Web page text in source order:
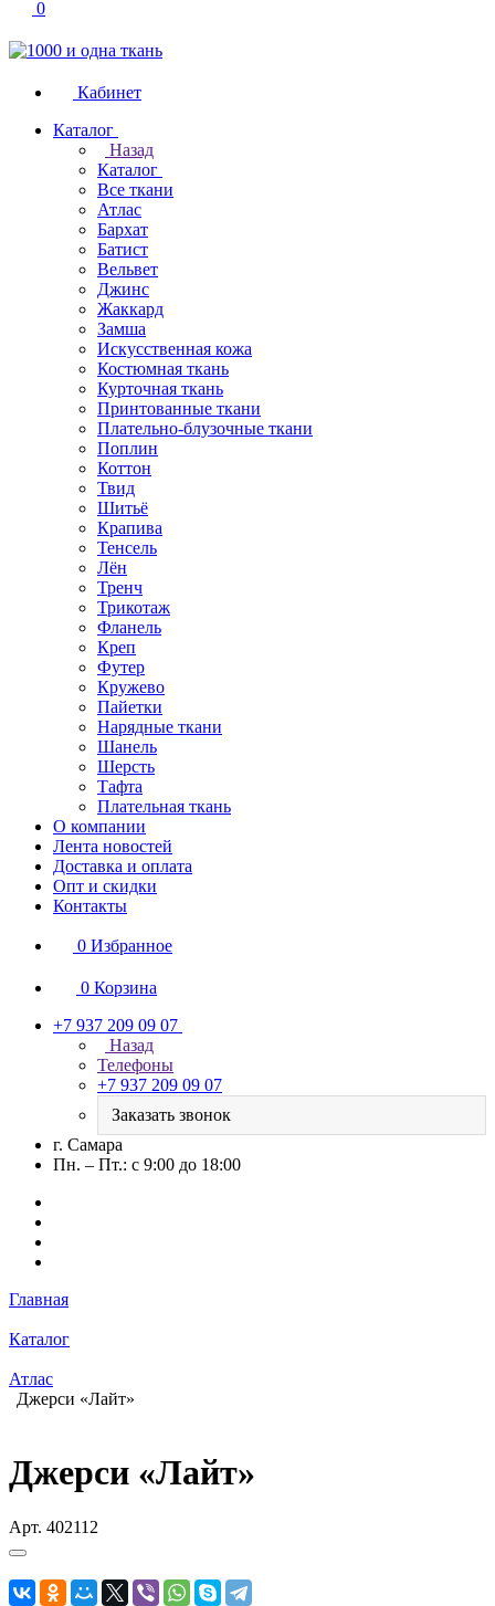
0
Кабинет
Каталог
Назад
Каталог
Все ткани
Атлас
Бархат
Батист
Вельвет
Джинс
Жаккард
Замша
Искусственная кожа
Костюмная ткань
Курточная ткань
Принтованные ткани
Плательно-блузочные ткани
Поплин
Коттон
Твид
Шитьё
Крапива
Тенсель
Лён
Тренч
Трикотаж
Фланель
Креп
Футер
Кружево
Пайетки
Нарядные ткани
Шанель
Шерсть
Тафта
Плательная ткань
О компании
Лента новостей
Доставка и оплата
Опт и скидки
Контакты
0 Избранное
0 Корзина
+7 937 209 09 07
Назад
Телефоны
+7 937 209 09 07
Заказать звонок
г. Самара
Пн. – Пт.: с 9:00 до 18:00
Главная
Каталог
Атлас
Джерси «Лайт»
Джерси «Лайт»
Арт. 402112